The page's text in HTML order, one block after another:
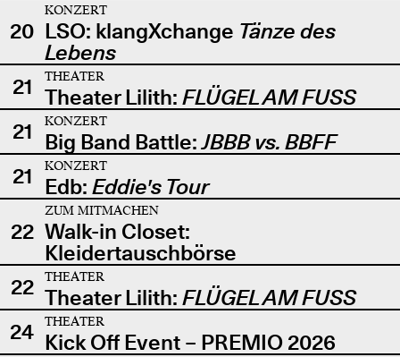
20
KONZERT
LSO: klangXchange Tänze des
Lebens
21
THEATER
Theater Lilith: FLÜGEL AM FUSS
21
KONZERT
Big Band Battle:JBBB vs. BBFF
21
KONZERT
Edb: Eddie's Tour
22
ZUM MITMACHEN
Walk-in Closet:
Kleidertauschbörse
22
THEATER
Theater Lilith: FLÜGEL AM FUSS
24
THEATER
Kick Off Event – PREMIO 2026